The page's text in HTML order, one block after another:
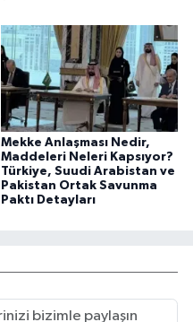
Mekke Anlaşması Nedir,
Maddeleri Neleri Kapsıyor?
Türkiye, Suudi Arabistan ve
Pakistan Ortak Savunma
Paktı Detayları